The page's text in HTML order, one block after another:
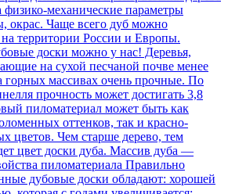
физико-механические параметры
окрас. Чаще всего дуб можно
на территории России и Европы.
доски можно у нас! Деревья,
на сухой песчаной почве менее
горных массивах очень прочные. По
прочность может достигать 3,8
пиломатериал может быть как
оттенков, так и красно-
цветов. Чем старше дерево, тем
цвет доски дуба. Массив дуба —
пиломатериала Правильно
дубовые доски обладают: хорошей